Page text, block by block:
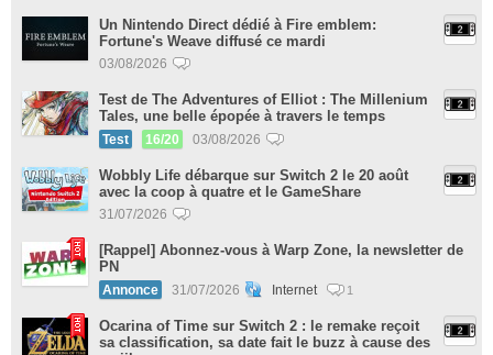
Un Nintendo Direct dédié à Fire emblem:
Fortune's Weave diffusé ce mardi
03/08/2026
Test de The Adventures of Elliot : The Millenium
Tales, une belle épopée à travers le temps
Test 16/20 03/08/2026
Wobbly Life débarque sur Switch 2 le 20 août
avec la coop à quatre et le GameShare
31/07/2026
[Rappel] Abonnez-vous à Warp Zone, la newsletter de
PN
Annonce 31/07/2026 Internet 1
Ocarina of Time sur Switch 2 : le remake reçoit
sa classification, sa date fait le buzz à cause des